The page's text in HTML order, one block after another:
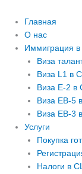
Главная
О нас
Иммиграция
Виза
Виза L1 в
Виза E-2
Виза EB-5
Виза EB-3
Услуги
Покупка
Налоги в